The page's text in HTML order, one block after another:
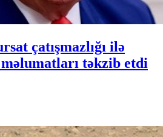
çatışmazlığı ilə
təkzib etdi